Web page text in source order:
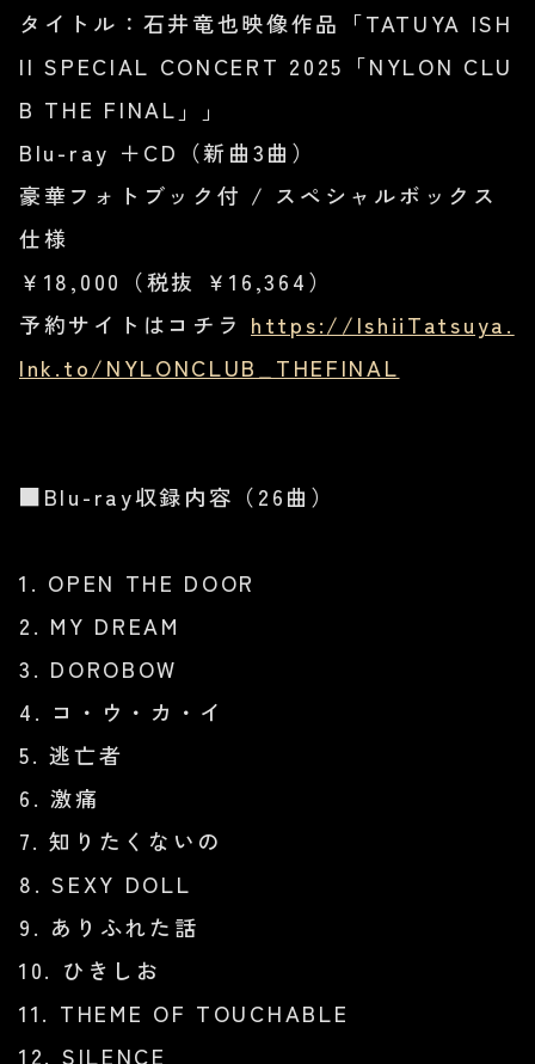
タイトル：石井竜也映像作品「TATUYA ISH
II SPECIAL CONCERT 2025「NYLON CLU
B THE FINAL」」
Blu-ray ＋CD（新曲3曲）
豪華フォトブック付 / スペシャルボックス
仕様
￥18,000（税抜 ￥16,364）
予約サイトはコチラ https://IshiiTatsuya.
lnk.to/NYLONCLUB_THEFINAL
■Blu-ray収録内容（26曲）
1. OPEN THE DOOR
2. MY DREAM
3. DOROBOW
4. コ・ウ・カ・イ
5. 逃亡者
6. 激痛
7. 知りたくないの
8. SEXY DOLL
9. ありふれた話
10. ひきしお
11. THEME OF TOUCHABLE
12. SILENCE